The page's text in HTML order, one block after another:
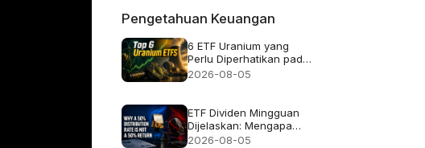
Pengetahuan Keuangan
6 ETF Uranium yang
Perlu Diperhatikan pada
2026 dan Isi
2026-08-05
ETF Dividen Mingguan
Dijelaskan: Mengapa
Tingkat Distribusi 50%
2026-08-05